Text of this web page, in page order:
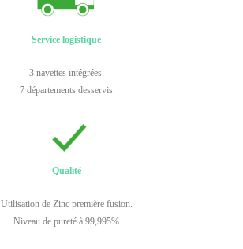
Service logistique
3 navettes intégrées.
7 départements desservis
Qualité
Utilisation de Zinc première fusion.
Niveau de pureté à 99,995%